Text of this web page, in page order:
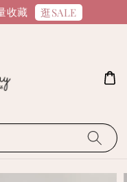
收藏 逛SALE